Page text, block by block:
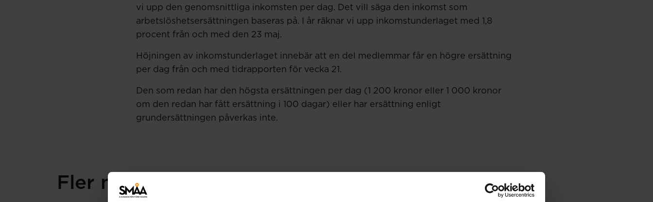
vi upp den genomsnittliga inkomsten per dag. Det vill säga den inkomst som
arbetslöshetsersättningen baseras på. I år räknar vi upp inkomstunderlaget med 1,8
procent från och med den 23 maj.
Höjningen av inkomstunderlaget innebär att en del medlemmar får en högre ersättning
per dag från och med tidrapporten för vecka 21.
Den som redan har den högsta ersättningen per dag (1 200 kronor eller 1 000 kronor
om den redan har fått ersättning i 100 dagar) eller har ersättning enligt
grundersättningen påverkas inte.
Fler nyheter